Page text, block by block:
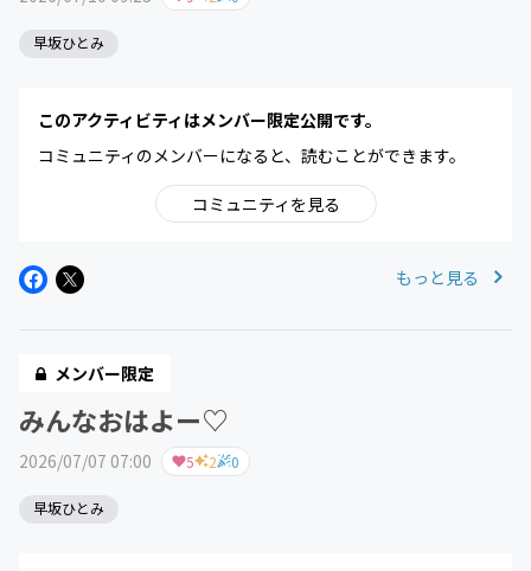
早坂ひとみ
このアクティビティはメンバー限定公開です。
コミュニティのメンバーになると、読むことができます。
コミュニティを見る
もっと見る
メンバー限定
みんなおはよー♡
2026/07/07 07:00 5 2 0
早坂ひとみ